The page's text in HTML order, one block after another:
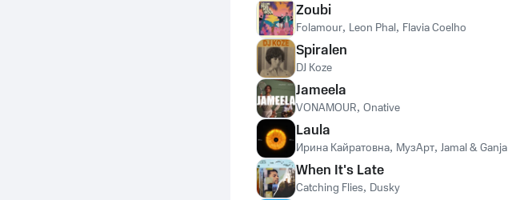
Zoubi
Folamour, Leon Phal, Flavia Coelho
Spiralen
DJ Koze
Jameela
VONAMOUR, Onative
Laula
Ирина Кайратовна, МузАрт, Jamal & Ganja
When It's Late
Catching Flies, Dusky